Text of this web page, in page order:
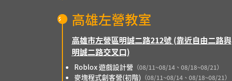
高雄左營教室
高雄市左營區明誠二路212號 (靠近自由二路與
明誠二路交叉口)
Roblox 遊戲設計營 （08/11~08/14、08/18~08/21）
麥塊程式創客營(初階) （08/11~08/14、08/18~08/21）